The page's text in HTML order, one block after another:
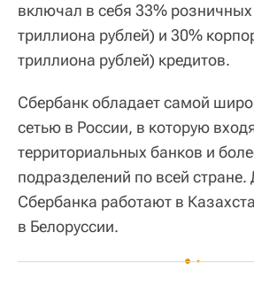
включал в себя 33%
триллиона рублей) и 30%
триллиона рублей) кредитов.
Сбербанк обладает самой
сетью в России, в которую
территориальных банков и
подразделений по всей
Сбербанка работают в
в Белоруссии.